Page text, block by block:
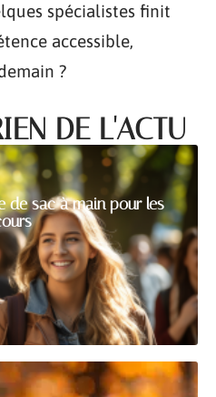
spécialistes finit
accessible,
?
DE L'ACTU
de sac à main pour les